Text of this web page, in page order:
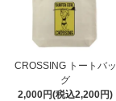
CROSSING トートバッ
グ
2,000円(税込2,200円)